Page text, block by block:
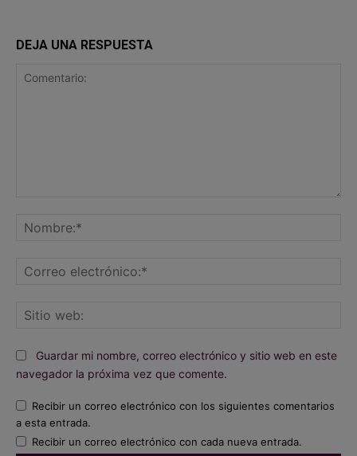
DEJA UNA RESPUESTA
Guardar mi nombre, correo electrónico y sitio web en este
navegador la próxima vez que comente.
Recibir un correo electrónico con los siguientes comentarios
a esta entrada.
Recibir un correo electrónico con cada nueva entrada.